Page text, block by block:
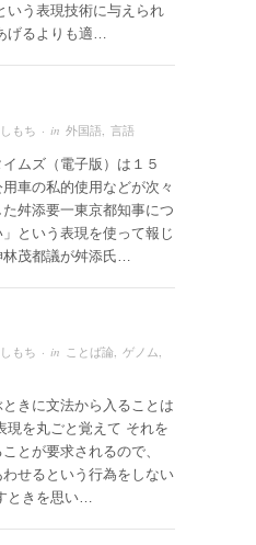
いう表現技術に与えられ
げるよりも適…
もち · in 外国語 言語
ムズ（電子版）は１５
車の私的使用などが次々
舛添要一東京都知事につ
という表現を使って報じ
茂都議が舛添氏…
もち · in ことば論, ゲノム,
きに文法から入ることは
現を丸ごと覚えて それを
とが要求されるので、
せるという行為をしない
ときを思い…